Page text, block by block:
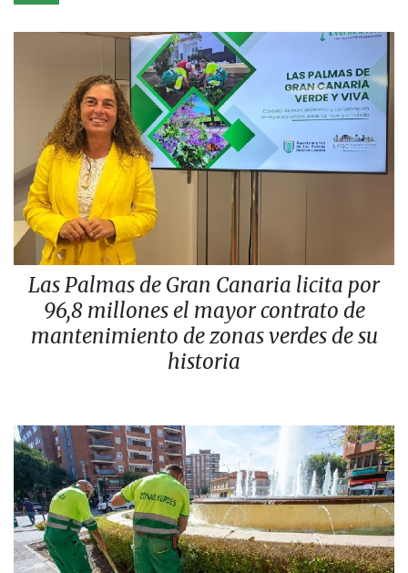
Las Palmas de Gran Canaria licita por
96,8 millones el mayor contrato de
mantenimiento de zonas verdes de su
historia